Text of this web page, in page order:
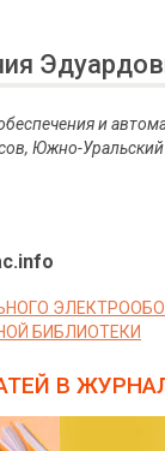
и
Южно-
БИБЛИОТЕКИ
В